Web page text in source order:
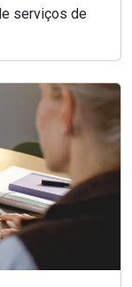
serviços de